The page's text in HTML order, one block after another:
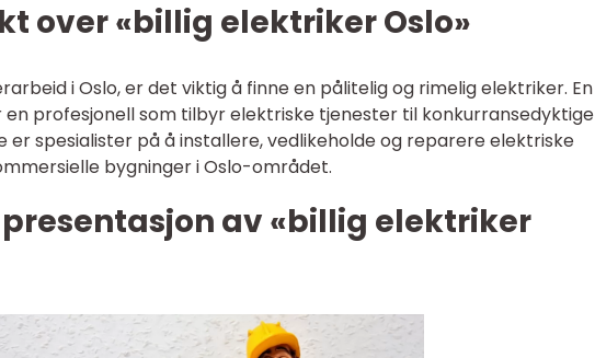
over «billig elektriker Oslo»
i Oslo, er det viktig å finne en pålitelig og rimelig elektriker. En
en profesjonell som tilbyr elektriske tjenester til konkurransedyktige
er spesialister på å installere, vedlikeholde og reparere elektriske
bygninger i Oslo-området.
av «billig elektriker